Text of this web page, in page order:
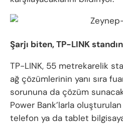
Şarjı biten, TP-LINK
TP-LINK, 55 metrekarelik
ağ çözümlerinin yanı sıra
sorununa da çözüm
Power Bank’larla oluşturulan
telefon ya da tablet